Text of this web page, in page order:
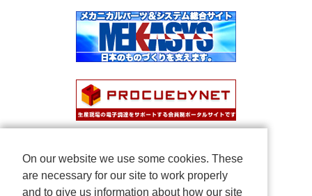
On our website we use some cookies. These
are necessary for our site to work properly
and to give us information about how our site